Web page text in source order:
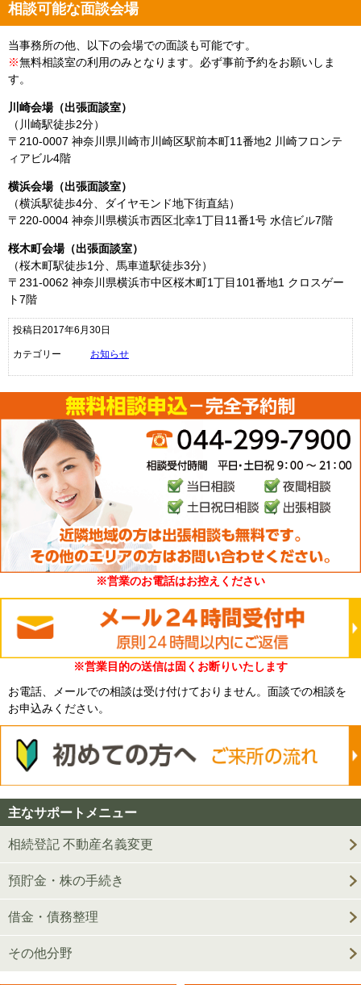
相談可能な面談会場
当事務所の他、以下の会場での面談も可能です。
※無料相談室の利用のみとなります。必ず事前予約をお願いしま
す。
川崎会場（出張面談室）
（川崎駅徒歩2分）
〒210-0007 神奈川県川崎市川崎区駅前本町11番地2 川崎フロンテ
ィアビル4階
横浜会場（出張面談室）
（横浜駅徒歩4分、ダイヤモンド地下街直結）
〒220-0004 神奈川県横浜市西区北幸1丁目11番1号 水信ビル7階
桜木町会場（出張面談室）
（桜木町駅徒歩1分、馬車道駅徒歩3分）
〒231-0062 神奈川県横浜市中区桜木町1丁目101番地1 クロスゲー
ト7階
投稿日2017年6月30日
カテゴリー お知らせ
※営業のお電話はお控えください
※営業目的の送信は固くお断りいたします
お電話、メールでの相談は受け付けておりません。面談での相談を
お申込みください。
主なサポートメニュー
相続登記 不動産名義変更
預貯金・株の手続き
借金・債務整理
その他分野